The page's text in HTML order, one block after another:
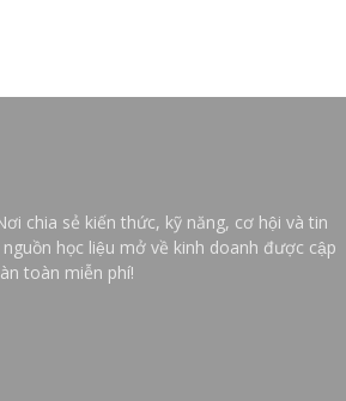
chia sẻ kiến thức, kỹ năng, cơ hội và tin
học liệu mở về kinh doanh được cập
toàn miễn phí!